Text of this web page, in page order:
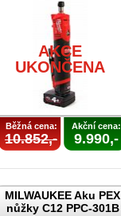
AKCE
UKONČENA
Běžná cena:
10.852,-
Akční cena:
9.990,-
MILWAUKEE Aku PEX
nůžky C12 PPC-301B